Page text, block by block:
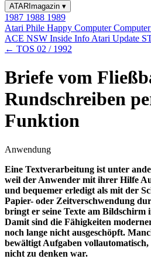
ATARImagazin ▾
1987 1988 1989
Atari Phile Happy Computer
ACE NSW Inside Info Atari Update
← TOS 02 / 1992
Briefe vom
Rundschreiben
Funktion
Anwendung
Eine Textverarbeitung ist unter
weil der Anwender mit ihrer Hilfe
und bequemer erledigt als mit der
Papier- oder Zeitverschwendung
bringt er seine Texte am Bildschirm
Damit sind die Fähigkeiten
noch lange nicht ausgeschöpft.
bewältigt Aufgaben
nicht zu denken war.